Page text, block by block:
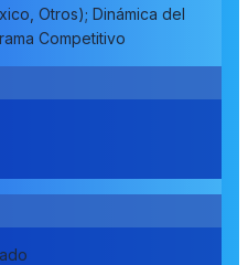
Otros); Dinámica del
Competitivo